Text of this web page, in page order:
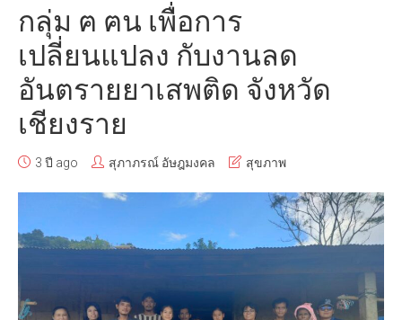
กลุ่ม ฅ ฅน เพื่อการ
เปลี่ยนแปลง กับงานลด
อันตรายยาเสพติด จังหวัด
เชียงราย
3 ปี ago สุภาภรณ์ อัษฎมงคล สุขภาพ